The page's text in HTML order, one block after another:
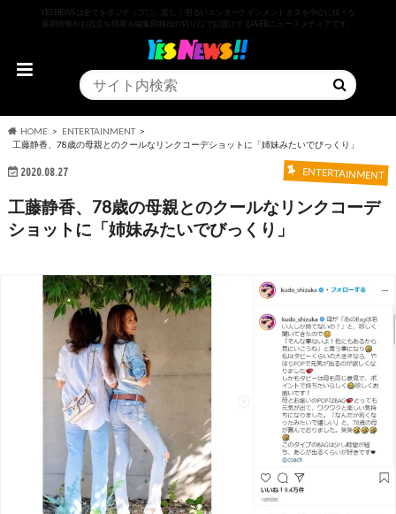
YESNEWSは全てをポジティブに、楽しく明るいエンターテインメントネタを中心に様々な
最新情報やお役立ち情報を編集部独自の切り口でお届けするWEBニュースメディアです。
HOME
ENTERTAINMENT
工藤静香、78歳の母親とのクールなリンクコーデショットに「姉妹みたいでびっくり」
2020.08.27 ENTERTAINMENT
工藤静香、78歳の母親とのクールなリンクコーデ
ショットに「姉妹みたいでびっくり」